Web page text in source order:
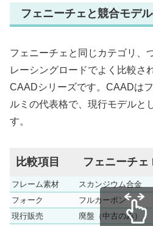
フェニーチェと競合モデ
フェニーチェと同じカテゴリ、
レーシングロードでよく比較さ
CAADシリーズです。CAADは
ルミの代表格で、現行モデルと
す。
比較項目 フェニーチェ
フレーム素材 スカンジウム合金
フォーク
フルカーボン
現行販売
廃盤（中古のみ）